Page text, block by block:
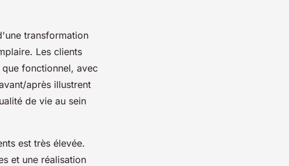
transformation
Les clients
fonctionnel, avec
après illustrent
de vie au sein
est très élevée.
et une réalisation